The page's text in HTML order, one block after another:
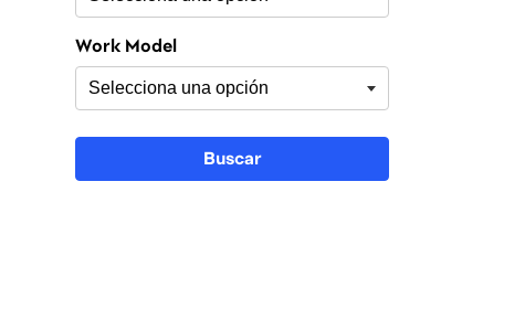
Work Model
Buscar